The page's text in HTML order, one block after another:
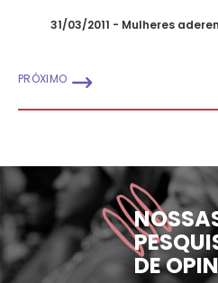
31/03/2011 - Mulheres
PRÓXIMO
DE